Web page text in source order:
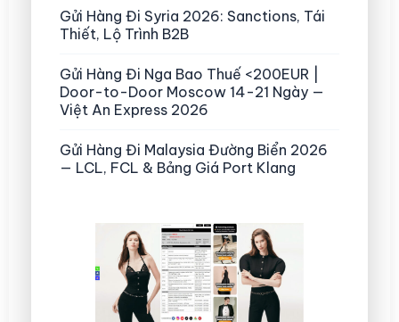
Gửi Hàng Đi Syria 2026: Sanctions, Tái
Thiết, Lộ Trình B2B
Gửi Hàng Đi Nga Bao Thuế <200EUR |
Door-to-Door Moscow 14-21 Ngày —
Việt An Express 2026
Gửi Hàng Đi Malaysia Đường Biển 2026
— LCL, FCL & Bảng Giá Port Klang